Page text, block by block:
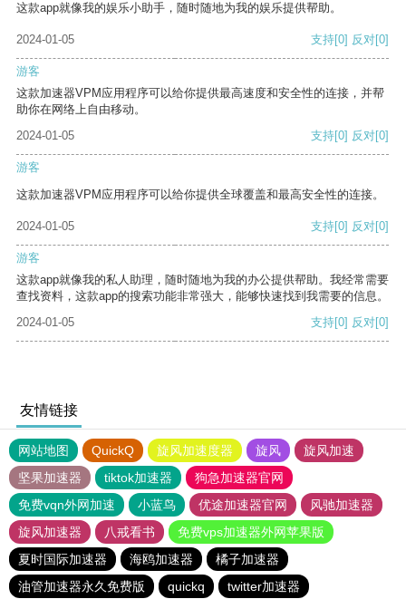
这款app就像我的娱乐小助手，随时随地为我的娱乐提供帮助。
2024-01-05 支持[0] 反对[0]
游客
这款加速器VPM应用程序可以给你提供最高速度和安全性的连接，并帮
助你在网络上自由移动。
2024-01-05
支持[0] 反对[0]
游客
这款加速器VPM应用程序可以给你提供全球覆盖和最高安全性的连接。
2024-01-05 支持[0] 反对[0]
游客
这款app就像我的私人助理，随时随地为我的办公提供帮助。我经常需要
查找资料，这款app的搜索功能非常强大，能够快速找到我需要的信息。
2024-01-05
支持[0] 反对[0]
友情链接
网站地图 QuickQ 旋风加速度器 旋风
旋风加速
坚果加速器
tiktok加速器
狗急加速器官网
免费vqn外网加速
小蓝鸟 优途加速器官网
风驰加速器
旋风加速器
八戒看书
免费vps加速器外网苹果版
夏时国际加速器
海鸥加速器
橘子加速器
油管加速器永久免费版
quickq twitter加速器